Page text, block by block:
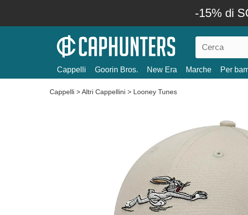
-15% di
Cappelli Goorin Bros. New Era Marche Per
Cappelli >Altri Cappellini > Looney Tunes